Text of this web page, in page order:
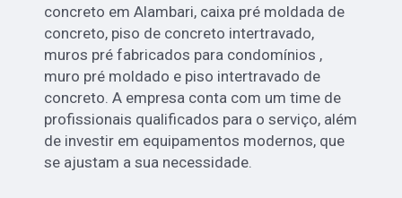
concreto em Alambari, caixa pré moldada de
concreto, piso de concreto intertravado,
muros pré fabricados para condomínios ,
muro pré moldado e piso intertravado de
concreto. A empresa conta com um time de
profissionais qualificados para o serviço, além
de investir em equipamentos modernos, que
se ajustam a sua necessidade.